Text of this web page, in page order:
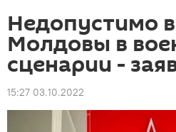
Недопустимо
Молдовы в
сценарии -
15:27 03.10.2022